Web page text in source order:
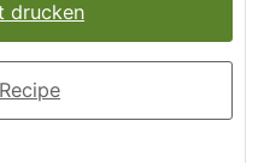
drucken